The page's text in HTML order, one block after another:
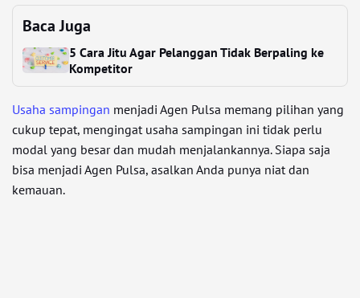
Baca Juga
5 Cara Jitu Agar Pelanggan Tidak Berpaling ke
Kompetitor
Usaha sampingan menjadi Agen Pulsa memang pilihan yang
cukup tepat, mengingat usaha sampingan ini tidak perlu
modal yang besar dan mudah menjalankannya. Siapa saja
bisa menjadi Agen Pulsa, asalkan Anda punya niat dan
kemauan.